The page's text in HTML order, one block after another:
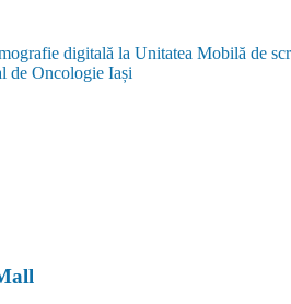
digitală la Unitatea Mobilă de
de Oncologie Iași